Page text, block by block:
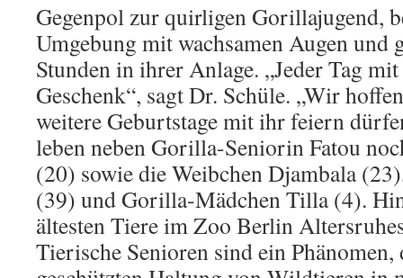
Gegenpol zur quirligen Gorillajugend,
Umgebung mit wachsamen Augen und
Stunden in ihrer Anlage. „Jeder Tag
Geschenk“, sagt Dr. Schüle. „Wir
weitere Geburtstage mit ihr feiern
leben neben Gorilla-Seniorin Fatou
(20) sowie die Weibchen Djambala
(39) und Gorilla-Mädchen Tilla (4).
ältesten Tiere im Zoo Berlin
Tierische Senioren sind ein Phänomen,